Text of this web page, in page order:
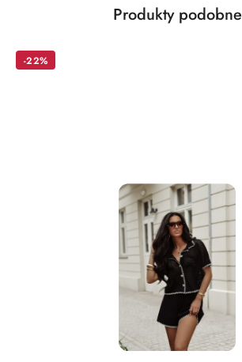
Pomiń karuzelę produktów
Produkty
Produkty podobne
-22%